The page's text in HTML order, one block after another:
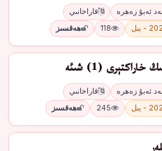
ئەبۇ زەھرە
قاراخانىي
- يىل 118 ھەقسىز
(1) شىئە
ئەبۇ زەھرە
قاراخانىي
- يىل 245 ھەقسىز